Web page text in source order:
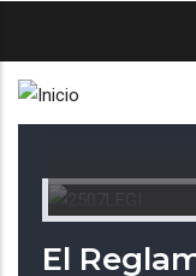
contenido
El